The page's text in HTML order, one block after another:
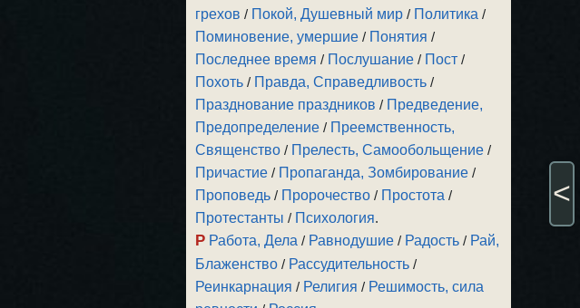
грехов / Покой, Душевный мир / Политика /
Поминовение, умершие / Понятия /
Последнее время / Послушание / Пост /
Похоть / Правда, Справедливость /
Празднование праздников / Предведение,
Предопределение / Преемственность,
Священство / Прелесть, Самообольщение /
Причастие / Пропаганда, Зомбирование /
Проповедь / Пророчество / Простота /
Протестанты / Психология.
Р Работа, Дела / Равнодушие / Радость / Рай,
Блаженство / Рассудительность /
Реинкарнация / Религия / Решимость, сила
<